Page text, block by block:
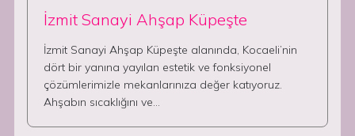
İzmit Sanayi Ahşap Küpeşte
İzmit Sanayi Ahşap Küpeşte alanında, Kocaeli’nin
dört bir yanına yayılan estetik ve fonksiyonel
çözümlerimizle mekanlarınıza değer katıyoruz.
Ahşabın sıcaklığını ve…